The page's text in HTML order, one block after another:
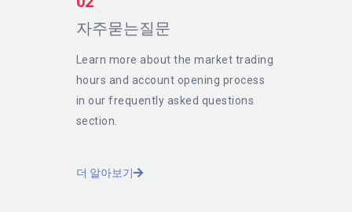
자주묻는질문
Learn more about the market trading
hours and account opening process
in our frequently asked questions
section.
더 알아보기